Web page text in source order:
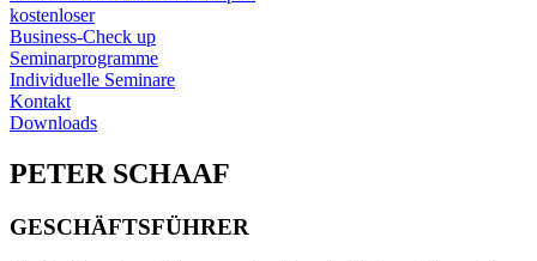
kostenloser
Business-Check up
Seminarprogramme
Individuelle Seminare
Kontakt
Downloads
PETER SCHAAF
GESCHÄFTSFÜHRER